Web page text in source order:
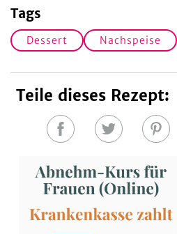
Tags
Dessert Nachspeise
Teile dieses Rezept:
Auf
teilen
Auf
teilen
Auf
teilen